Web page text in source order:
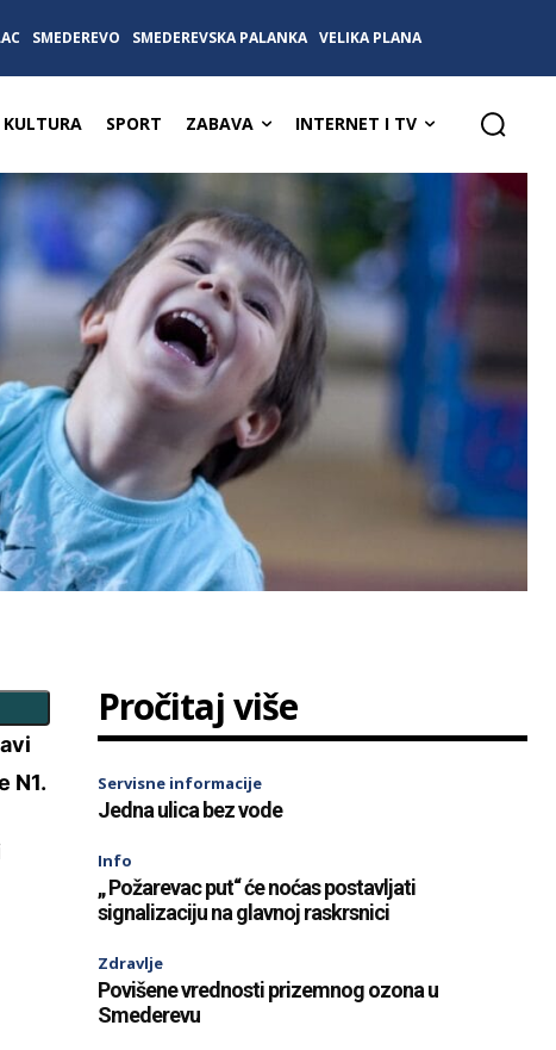
SMEDEREVO SMEDEREVSKA PALANKA VELIKA PLANA
KULTURA SPORT ZABAVA INTERNET I TV
N1.
Pročitaj više
Servisne informacije
Jedna ulica bez vode
Info
„ Požarevac put“ će noćas postavljati
signalizaciju na glavnoj raskrsnici
Zdravlje
Povišene vrednosti prizemnog ozona u
Smederevu